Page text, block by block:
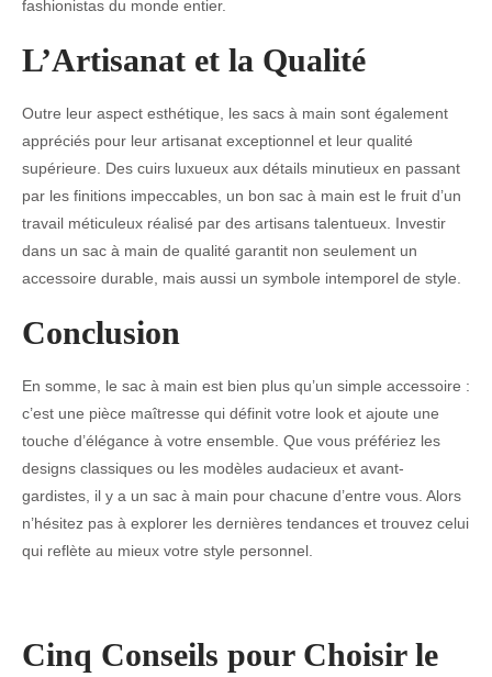
fashionistas du monde entier.
L’Artisanat et la Qualité
Outre leur aspect esthétique, les sacs à main sont également
appréciés pour leur artisanat exceptionnel et leur qualité
supérieure. Des cuirs luxueux aux détails minutieux en passant
par les finitions impeccables, un bon sac à main est le fruit d’un
travail méticuleux réalisé par des artisans talentueux. Investir
dans un sac à main de qualité garantit non seulement un
accessoire durable, mais aussi un symbole intemporel de style.
Conclusion
En somme, le sac à main est bien plus qu’un simple accessoire :
c’est une pièce maîtresse qui définit votre look et ajoute une
touche d’élégance à votre ensemble. Que vous préfériez les
designs classiques ou les modèles audacieux et avant-
gardistes, il y a un sac à main pour chacune d’entre vous. Alors
n’hésitez pas à explorer les dernières tendances et trouvez celui
qui reflète au mieux votre style personnel.
Cinq Conseils pour Choisir le